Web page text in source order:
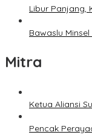
Libur Panjang,
Bawaslu
Mitra
Ketua Aliansi
Pencak